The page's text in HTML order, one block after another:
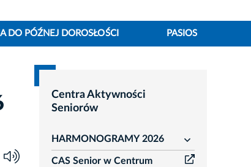
DO PÓŹNEJ DOROSŁOŚCI PASIOS
Centra Aktywności
Seniorów
HARMONOGRAMY 2026
rozwiń
CAS Senior w Centrum